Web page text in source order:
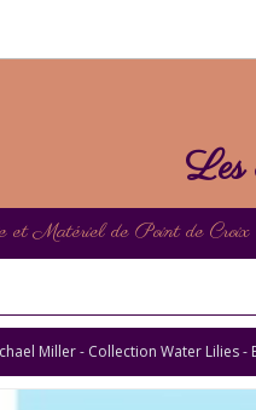
Les
et Matériel de Point de Croix
Miller - Collection Water Lilies -